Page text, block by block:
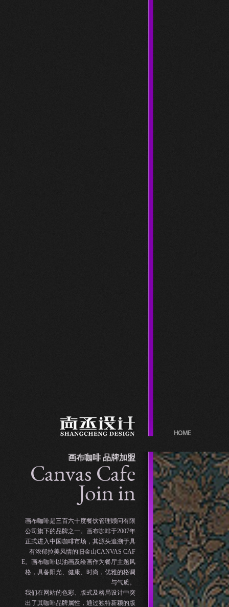
HOME
画布咖啡 品牌加盟
Canvas Cafe
Join in
画布咖啡是三百六十度餐饮管理顾问有限
公司旗下的品牌之一。画布咖啡于2007年
正式进入中国咖啡市场，其源头追溯于具
有浓郁拉美风情的旧金山CANVAS CAF
E。画布咖啡以油画及绘画作为餐厅主题风
格，具备阳光、健康、时尚，优雅的格调
与气质。
我们在网站的色彩、版式及格局设计中突
出了其咖啡品牌属性，通过独特新颖的版